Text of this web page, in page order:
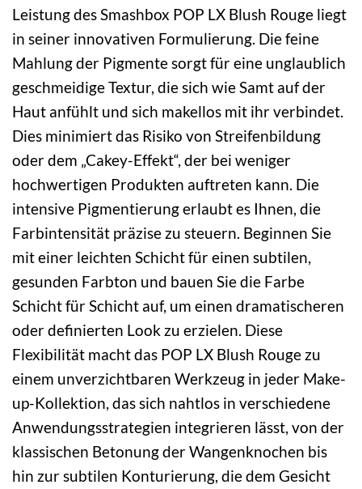
Leistung des Smashbox POP LX Blush Rouge liegt
in seiner innovativen Formulierung. Die feine
Mahlung der Pigmente sorgt für eine unglaublich
geschmeidige Textur, die sich wie Samt auf der
Haut anfühlt und sich makellos mit ihr verbindet.
Dies minimiert das Risiko von Streifenbildung
oder dem „Cakey-Effekt“, der bei weniger
hochwertigen Produkten auftreten kann. Die
intensive Pigmentierung erlaubt es Ihnen, die
Farbintensität präzise zu steuern. Beginnen Sie
mit einer leichten Schicht für einen subtilen,
gesunden Farbton und bauen Sie die Farbe
Schicht für Schicht auf, um einen dramatischeren
oder definierten Look zu erzielen. Diese
Flexibilität macht das POP LX Blush Rouge zu
einem unverzichtbaren Werkzeug in jeder Make-
up-Kollektion, das sich nahtlos in verschiedene
Anwendungsstrategien integrieren lässt, von der
klassischen Betonung der Wangenknochen bis
hin zur subtilen Konturierung, die dem Gesicht